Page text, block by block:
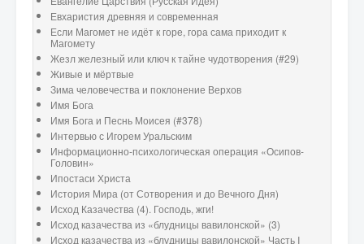
Евхаристия древняя и современная
Если Магомет не идёт к горе, гора сама приходит к
Магомету
Жезл железный или ключ к тайне чудотворения (#29)
Живые и мёртвые
Зима человечества и поклонение Верхов
Имя Бога
Имя Бога и Песнь Моисея (#378)
Интервью с Игорем Уральским
Информационно-психологическая операция «Осипов-
Головин»
Ипостаси Христа
История Мира (от Сотворения и до Вечного Дня)
Исход Казачества (4). Господь, жги!
Исход казачества из «блудницы вавилонской» (3)
Исход казачества из «блудницы вавилонской» Часть I